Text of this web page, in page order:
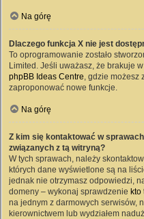
Na górę
Dlaczego funkcja X nie jest
To oprogramowanie zostało
Limited. Jeśli uważasz, że brakuje
phpBB Ideas Centre, gdzie możesz
zaproponować nowe funkcje.
Na górę
Z kim się kontaktować w
związanych z tą witryną?
W tych sprawach, należy
których dane wyświetlone są na
jednak nie otrzymasz odpowiedzi,
domeny – wykonaj sprawdzenie kto
na jednym z darmowych serwisów,
kierownictwem lub wydziałem